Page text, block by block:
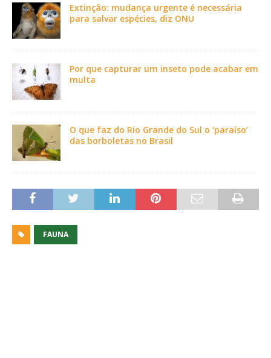
Extinção: mudança urgente é necessária
para salvar espécies, diz ONU
Por que capturar um inseto pode acabar em
multa
O que faz do Rio Grande do Sul o ‘paraíso’
das borboletas no Brasil
FAUNA